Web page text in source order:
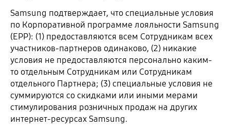
Samsung подтверждает, что специальные условия
по Корпоративной программе лояльности Samsung
(EPP): (1) предоставляются всем Сотрудникам всех
участников-партнеров одинаково, (2) никакие
условия не предоставляются персонально каким-
то отдельным Сотрудникам или Сотрудникам
отдельного Партнера; (3) специальные условия не
суммируются со скидками или иными мерами
стимулирования розничных продаж на других
интернет-ресурсах Samsung.